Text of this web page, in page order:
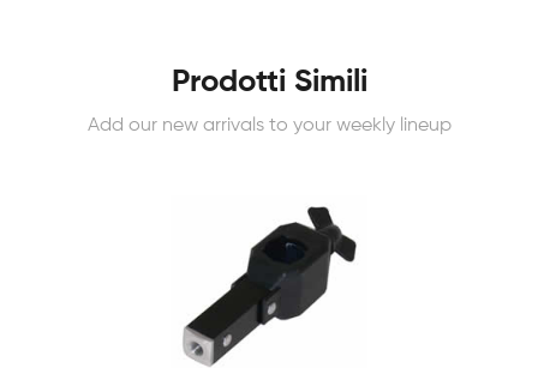
Prodotti Simili
Add our new arrivals to your weekly lineup